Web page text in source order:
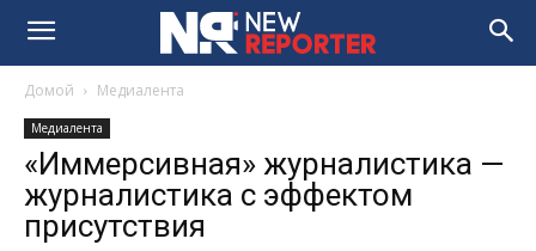
Домой Медиалента
Медиалента
«Иммерсивная» журналистика —
журналистика с эффектом
присутствия